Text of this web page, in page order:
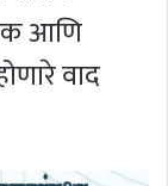
आणि
वाद